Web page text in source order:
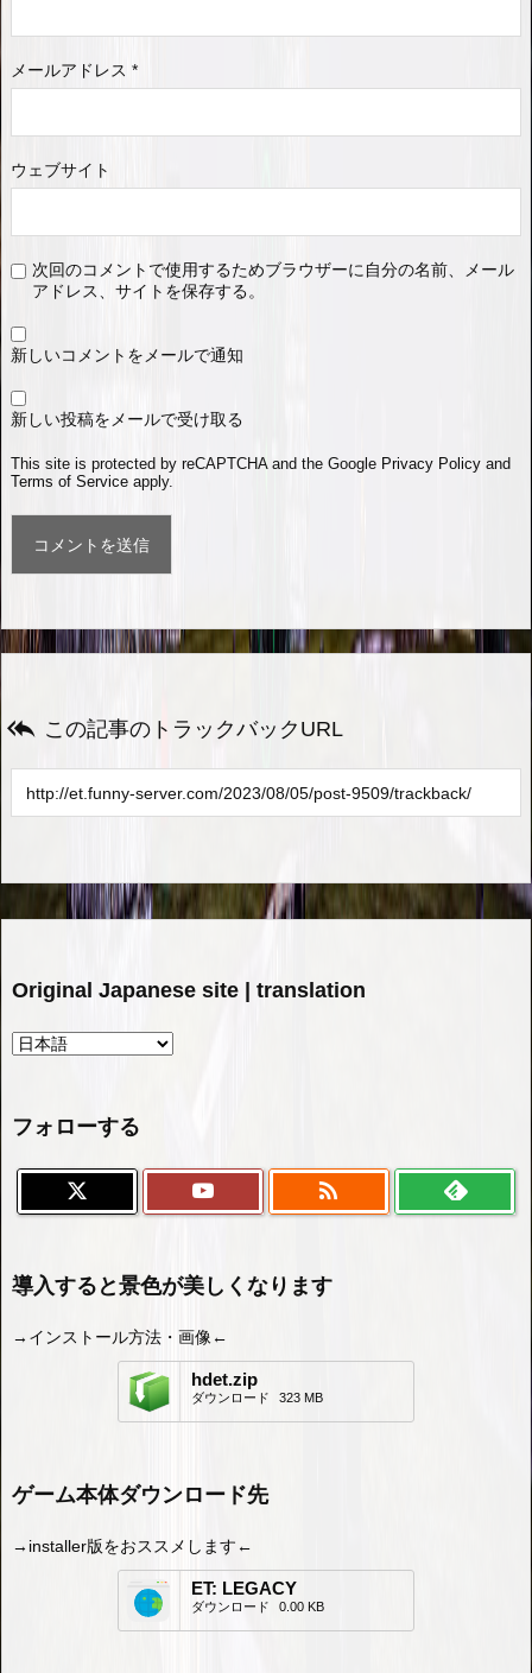
メールアドレス *
ウェブサイト
次回のコメントで使用するためブラウザーに自分の名前、メール
アドレス、サイトを保存する。
新しいコメントをメールで通知
新しい投稿をメールで受け取る
This site is protected by reCAPTCHA and the Google Privacy Policy and
Terms of Service apply.
 この記事のトラックバックURL
Original Japanese site | translation
フォローする

導入すると景色が美しくなります
→インストール方法・画像←
hdet.zip
ダウンロード 323 MB
ゲーム本体ダウンロード先
→installer版をおススメします←
ET: LEGACY
ダウンロード 0.00 KB